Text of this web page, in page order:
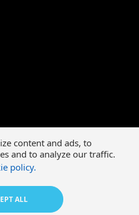
content and ads, to
and to analyze our traffic.
policy.
ALL